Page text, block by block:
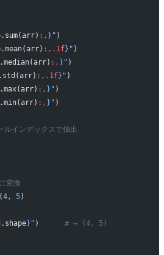
:, } " )
:,.1f} " )
:, } " )
:,.1f} " )
:, } " )
:, } " )
インデックスで抽出
変換
4, 5)
} " ) # → (4, 5)